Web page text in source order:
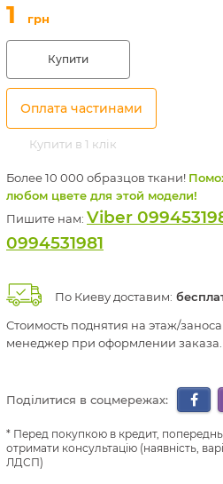
1 грн
Купити
Оплата частинами
Купити в 1 клік
Более 10 000 образцов ткани!
любом цвете для этой модели!
Пишите нам: Viber
0994531981
По Киеву доставим:
Стоимость поднятия на этаж/
менеджер при оформлении заказа.
Поділитися в соцмережах:
Перед покупкою в кредит,
отримати консультацію (наявність,
ЛДСП)